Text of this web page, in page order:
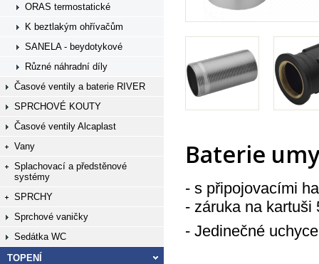
Baterie
- s připojovacími
- záruka na kartuši
- Jedinečné
ORAS termostatické
K beztlakým ohřívačům
SANELA - beydotykové
Různé náhradní díly
Časové ventily a baterie RIVER
SPRCHOVÉ KOUTY
Časové ventily Alcaplast
Vany
Splachovací a předstěnové
systémy
SPRCHY
Sprchové vaničky
Sedátka WC
TOPENÍ